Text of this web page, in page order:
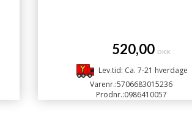
520,00 DKK
Lev.tid: Ca. 7-21 hverdage
Varenr.:5706683015236
Prodnr.:0986410057